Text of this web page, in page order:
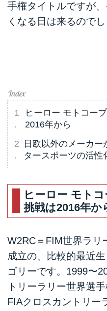
手権タイトルですが
くなる日は来るので
ヒーロー モトコー
2016年から
日欧以外のメーカ
タースポーツの活性
ヒーロー モト
挑戦は2016年か
W2RC＝FIM世界ラリ
成立の、比較的最近
ゴリーです。1999〜
トリーラリー世界選
FIAクロスカントリー